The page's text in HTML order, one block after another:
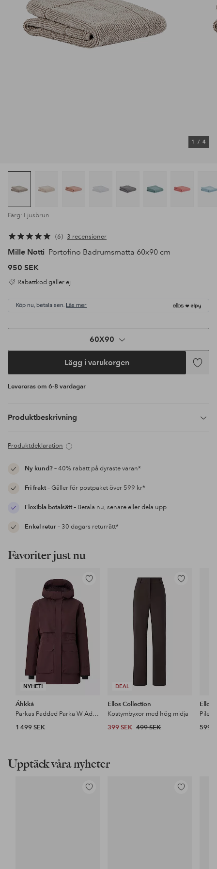
1 / 4
Färg: Ljusbrun
6 3 recensioner
Mille Notti Portofino Badrumsmatta 60x90 cm
950 SEK
Rabattkod gäller ej
Köp nu, betala sen. Läs mer
60X90
Lägg i varukorgen
Lägg
Levereras om 6-8 vardagar
Produktbeskrivning
Produktdeklaration
Ny kund?– 40% rabatt på dyraste varan*
Fri frakt– Gäller för postpaket över 599 kr*
Flexibla betalsätt– Betala nu, senare eller dela upp
Enkel retur– 30 dagars returrätt*
Favoriter just nu
NYHET!
Lägg
i
favoriter
Áhkká
Parkas Padded Parka W Adjustable Waist
1 499 SEK
DEAL
Lägg
Ellos Collection
Kostymbyxor med hög midja
399 SEK 499 SEK
Ellos
599
Upptäck våra nyheter
Lägg
Lägg